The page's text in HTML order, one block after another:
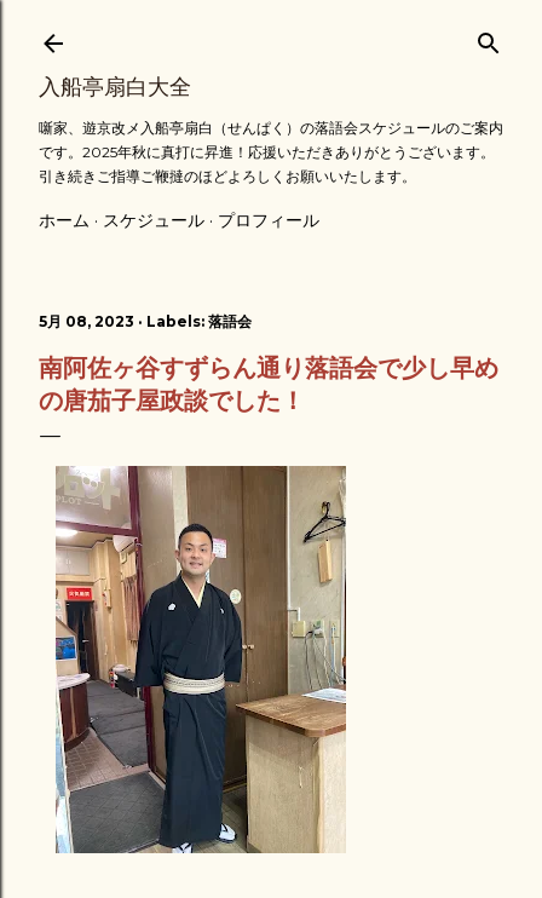
スキップしてメイン コンテンツに移動
入船亭扇白大全
噺家、遊京改メ入船亭扇白（せんぱく）の落語会スケジュールのご案内
です。2025年秋に真打に昇進！応援いただきありがとうございます。
引き続きご指導ご鞭撻のほどよろしくお願いいたします。
ホーム スケジュール プロフィール
5月 08, 2023 Labels: 落語会
南阿佐ヶ谷すずらん通り落語会で少し早め
の唐茄子屋政談でした！